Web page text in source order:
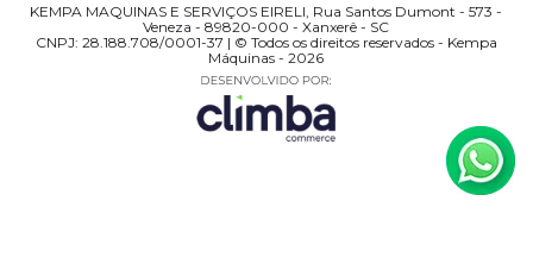
KEMPA MAQUINAS E SERVIÇOS EIRELI, Rua Santos Dumont - 573 -
Veneza - 89820-000 - Xanxerê - SC
CNPJ: 28.188.708/0001-37 | © Todos os direitos reservados - Kempa
Máquinas - 2026